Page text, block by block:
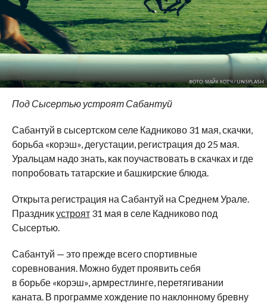
ФОТО: МАЙК КОТЧ / UNSPLASH
Под Сысертью устроят Сабантуй
Сабантуй в сысертском селе Кадниково 31 мая, скачки,
борьба «корэш», дегустации, регистрация до 25 мая.
Уральцам надо знать, как поучаствовать в скачках и где
попробовать татарские и башкирские блюда.
Открыта регистрация на Сабантуй на Среднем Урале.
Праздникустроят31 мая в селе Кадниково под
Сысертью.
Сабантуй — это прежде всего спортивные
соревнования. Можно будет проявить себя
в борьбе «корэш», армрестлинге, перетягивании
каната. В программе хождение по наклонному бревну